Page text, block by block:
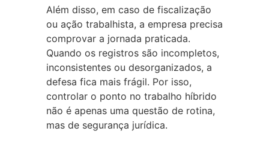
Além disso, em caso de fiscalização
ou ação trabalhista, a empresa precisa
comprovar a jornada praticada.
Quando os registros são incompletos,
inconsistentes ou desorganizados, a
defesa fica mais frágil. Por isso,
controlar o ponto no trabalho híbrido
não é apenas uma questão de rotina,
mas de segurança jurídica.